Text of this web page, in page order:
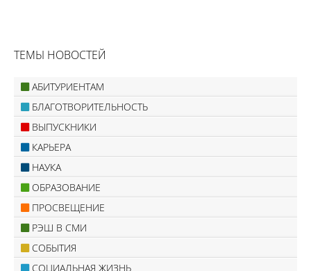
ТЕМЫ НОВОСТЕЙ
АБИТУРИЕНТАМ
БЛАГОТВОРИТЕЛЬНОСТЬ
ВЫПУСКНИКИ
КАРЬЕРА
НАУКА
ОБРАЗОВАНИЕ
ПРОСВЕЩЕНИЕ
РЭШ В СМИ
СОБЫТИЯ
СОЦИАЛЬНАЯ ЖИЗНЬ